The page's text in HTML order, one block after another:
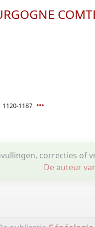
1120-1187
correcties of
De auteur